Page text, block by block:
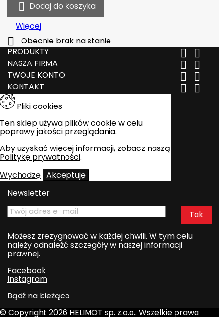
 Dodaj do koszyka
Więcej

Obecnie brak na stanie
PRODUKTY
 
NASZA FIRMA  
TWOJE KONTO  
KONTAKT  
Pliki cookies
Ten sklep używa plików cookie w celu
poprawy jakości przeglądania.
Aby uzyskać więcej informacji, zobacz naszą
Politykę prywatności.
Wychodzę Akceptuję
Newsletter
Możesz zrezygnować w każdej chwili. W tym celu
należy odnaleźć szczegóły w naszej informacji
prawnej.
Facebook
Instagram
Bądź na bieżąco
© Copyright 2026 HELIMOT sp. z.o.o.. Wszelkie prawa